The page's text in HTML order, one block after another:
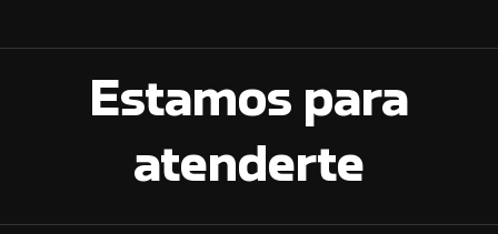
Estamos para
atenderte